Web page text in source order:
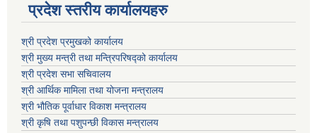
प्रदेश स्तरीय कार्यालयहरु
श्री प्रदेश प्रमुखको कार्यालय
श्री मुख्य मन्त्री तथा मन्त्रिपरिषद्को कार्यालय
श्री प्रदेश सभा सचिवालय
श्री आर्थिक मामिला तथा योजना मन्त्रालय
श्री भौतिक पूर्वाधार विकाश मन्त्रालय
श्री कृषि तथा पशुपन्छी विकास मन्त्रालय